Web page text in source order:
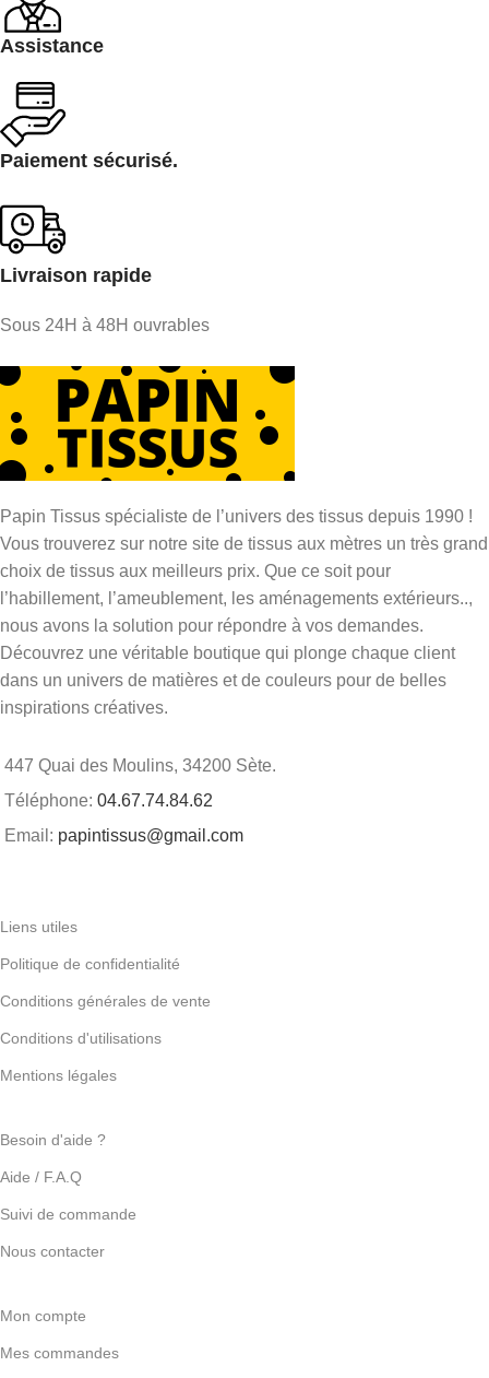
Assistance
Paiement sécurisé.
Livraison rapide
Sous 24H à 48H ouvrables
Papin Tissus spécialiste de l’univers des tissus depuis 1990 !
Vous trouverez sur notre site de tissus aux mètres un très grand
choix de tissus aux meilleurs prix. Que ce soit pour
l’habillement, l’ameublement, les aménagements extérieurs..,
nous avons la solution pour répondre à vos demandes.
Découvrez une véritable boutique qui plonge chaque client
dans un univers de matières et de couleurs pour de belles
inspirations créatives.
447 Quai des Moulins, 34200 Sète.
Téléphone: 04.67.74.84.62
Email: papintissus@gmail.com
Liens utiles
Politique de confidentialité
Conditions générales de vente
Conditions d'utilisations
Mentions légales
Besoin d'aide ?
Aide / F.A.Q
Suivi de commande
Nous contacter
Mon compte
Mes commandes